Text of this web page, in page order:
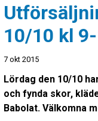
10/10 kl
7 okt 2015
Lördag den 10/10
och fynda skor,
Babolat. Välkomna